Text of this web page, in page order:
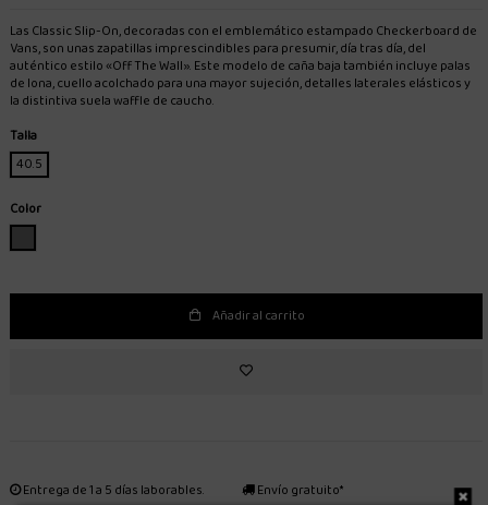
Las Classic Slip-On, decoradas con el emblemático estampado Checkerboard de
Vans, son unas zapatillas imprescindibles para presumir, día tras día, del
auténtico estilo «Off The Wall». Este modelo de caña baja también incluye palas
de lona, cuello acolchado para una mayor sujeción, detalles laterales elásticos y
la distintiva suela waffle de caucho.
Talla
40.5
Color
Añadir al carrito
Entrega de 1 a 5 días laborables.
Envío gratuito*